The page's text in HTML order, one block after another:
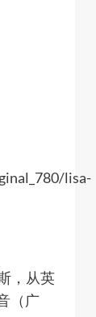
，从英
（广